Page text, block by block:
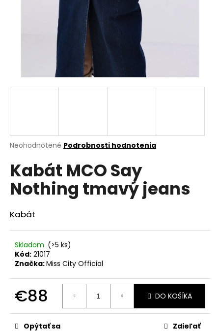
Priemerné
produktu
je
0,0
hviezdičiek.
Neohodnotené Podrobnosti hodnotenia
Kabát MCO Say
Nothing tmavý jeans
Kabát
Skladom (>5 ks)
Kód: 21017
Značka:Miss City Official
€88 DO KOŠÍKA
Opýtať sa Zdieľať
d
p
o
ú
a
m
e
BODY
AKOPI
€25